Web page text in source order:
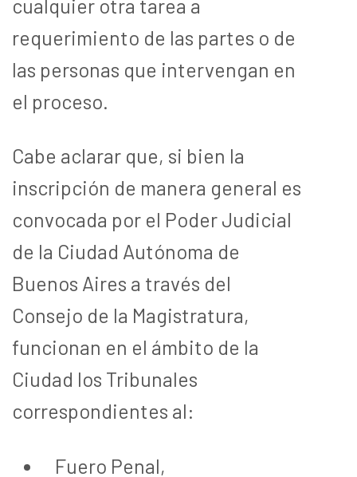
cualquier otra tarea a
requerimiento de las partes o de
las personas que intervengan en
el proceso.
Cabe aclarar que, si bien la
inscripción de manera general es
convocada por el Poder Judicial
de la Ciudad Autónoma de
Buenos Aires a través del
Consejo de la Magistratura,
funcionan en el ámbito de la
Ciudad los Tribunales
correspondientes al:
Fuero Penal,